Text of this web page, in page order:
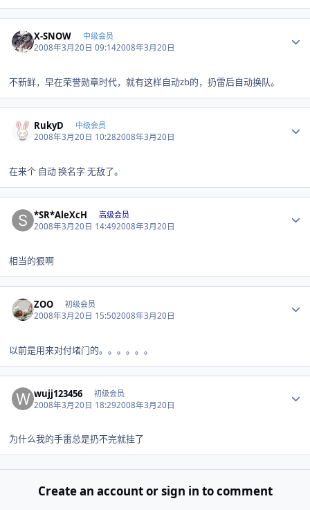
X-SNOW 中级会员
2008年3月20日 09:142008年3月20日
不新鲜，早在荣誉勋章时代，就有这样自动zb的，扔雷后自动换队。
RukyD 中级会员
2008年3月20日 10:282008年3月20日
在来个 自动 换名字 无敌了。
*SR*AleXcH 高级会员
2008年3月20日 14:492008年3月20日
相当的狠啊
ZOO 初级会员
2008年3月20日 15:502008年3月20日
以前是用来对付堵门的。。。。。。
wujj123456 初级会员
2008年3月20日 18:292008年3月20日
为什么我的手雷总是扔不完就挂了
Create an account or sign in to comment